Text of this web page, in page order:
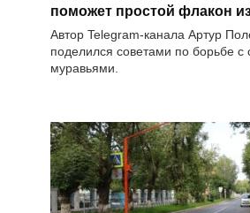
поможет простой флакон
Автор Telegram-канала Артур
поделился советами по борьбе с
муравьями.